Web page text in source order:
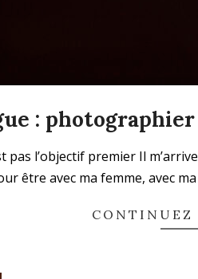
:
l’objectif premier Il
être avec ma femme, avec
CONTINUEZ